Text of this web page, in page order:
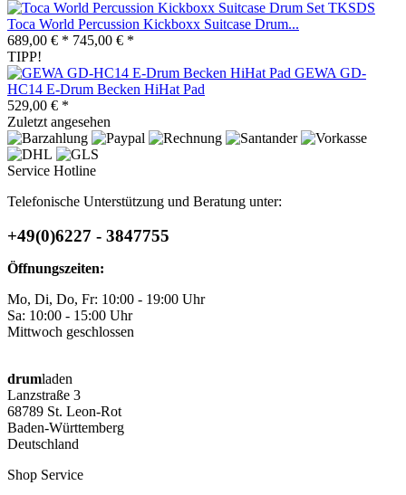
Toca World Percussion Kickboxx Suitcase Drum...
689,00 € * 745,00 € *
TIPP!
GEWA GD-
HC14 E-Drum Becken HiHat Pad
529,00 € *
Zuletzt angesehen
Service Hotline
Telefonische Unterstützung und Beratung unter:
+49(0)6227 - 3847755
Öffnungszeiten:
Mo, Di, Do, Fr: 10:00 - 19:00 Uhr
Sa: 10:00 - 15:00 Uhr
Mittwoch geschlossen
drumladen
Lanzstraße 3
68789 St. Leon-Rot
Baden-Württemberg
Deutschland
Shop Service